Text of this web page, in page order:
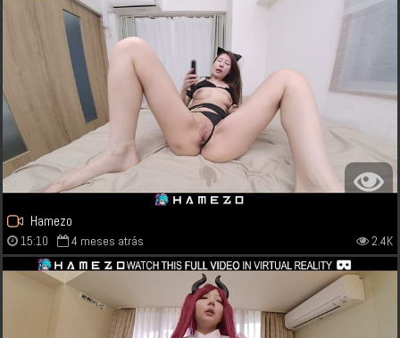
Hamezo
15:10 4 meses atrás 2.4K